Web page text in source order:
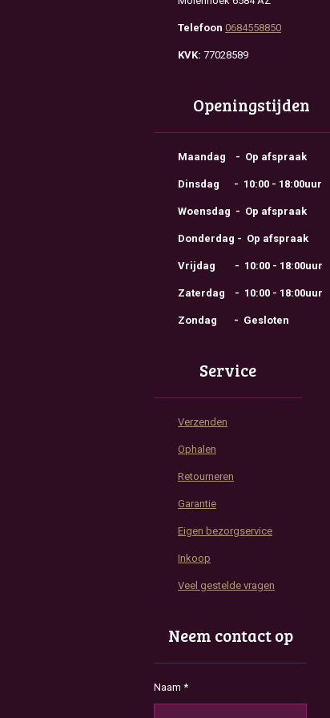
Telefoon 0684558850
KVK: 77028589
Openingstijden
Maandag - Op afspraak
Dinsdag - 10:00 - 18:00uur
Woensdag - Op afspraak
Donderdag - Op afspraak
Vrijdag - 10:00 - 18:00uur
Zaterdag - 10:00 - 18:00uur
Zondag - Gesloten
Service
Verzenden
Ophalen
Retourneren
Garantie
Eigen bezorgservice
Inkoop
Veel gestelde vragen
Neem contact op
Naam *